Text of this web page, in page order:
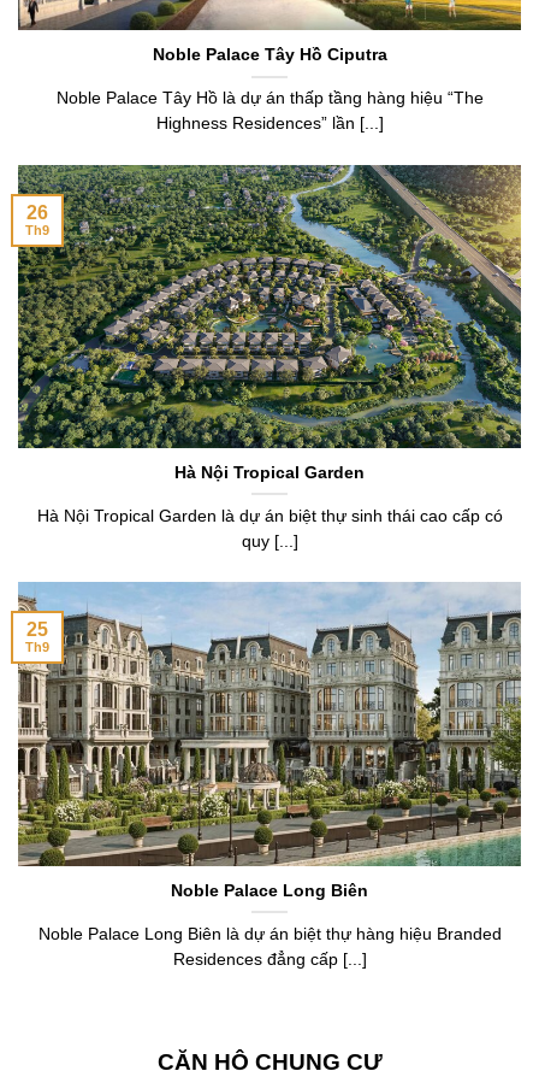
Noble Palace Tây Hồ Ciputra
Noble Palace Tây Hồ là dự án thấp tầng hàng hiệu “The
Highness Residences” lần [...]
Hà Nội Tropical Garden
Hà Nội Tropical Garden là dự án biệt thự sinh thái cao cấp có
quy [...]
26
Th9
Noble Palace Long Biên
Noble Palace Long Biên là dự án biệt thự hàng hiệu Branded
Residences đẳng cấp [...]
25
Th9
CĂN HỘ CHUNG CƯ